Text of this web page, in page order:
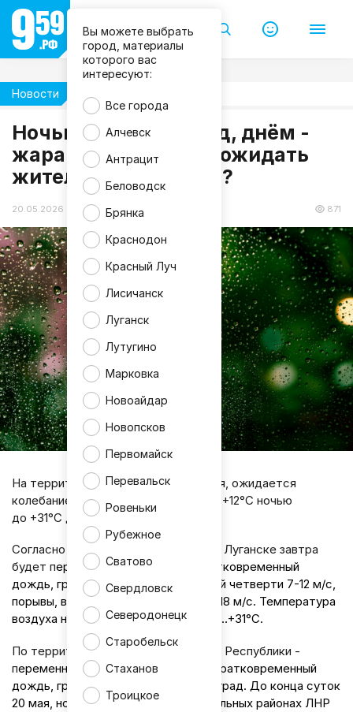
Вы можете выбрать
город, материалы
которого вас
интересуют:
Все города
Алчевск
Антрацит
Беловодск
Брянка
Краснодон
Красный Луч
Лисичанск
Луганск
Лутугино
Марковка
Новоайдар
Новопсков
Первомайск
Перевальск
Ровеньки
Рубежное
Сватово
Свердловск
Северодонецк
Старобельск
Стаханов
Троицкое
Новости
Ночью - ливни и град, днём -
жара: какой погоды ожидать
жителям ЛНР 21 мая?
20.05.2026 19:19 871
m
a
g
n
i
f
c
На территории ЛНР в четверг, 21 мая, ожидается
колебание температуры воздуха от +12°С ночью
до +31°С днём.
Согласно информации синоптиков, в Луганске завтра
будет переменная облачность. Кратковременный
дождь, гроза, град. Ветер восточной четверти 7-12 м/с,
порывы, в том числе и при грозе, 15-18 м/с. Температура
воздуха ночью +14…+16°С, днём +29…+31°С.
По территории Луганской Народной Республики -
переменная облачность. Местами кратковременный
дождь, гроза, в отдельных районах град. До конца суток
20 мая, ночью и утром 21 мая в отдельных районах ЛНР